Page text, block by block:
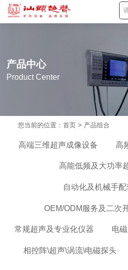
产品中心
Product Center
您当前的位置：首页 > 产品组合
高端三维超声成像设备 高
高能低频及大功率
自动化及机械手
OEM/ODM服务及二次
常规超声及专业化仪器 电
相控阵\超声\涡流\电磁探头